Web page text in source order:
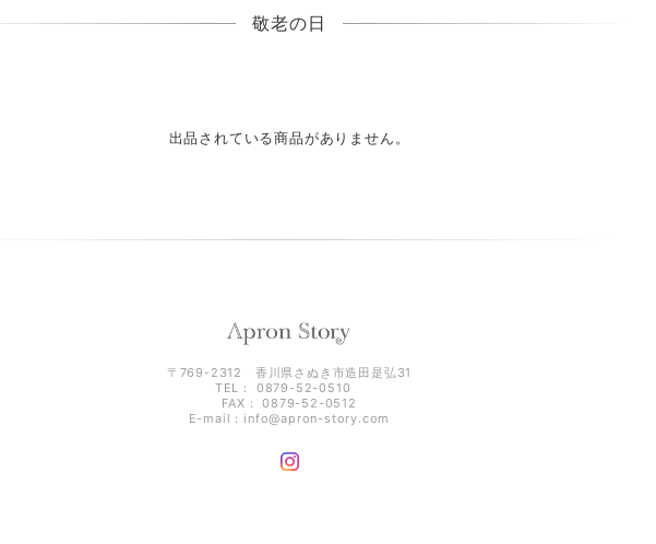
敬老の日
出品されている商品がありません。
〒769-2312 香川県さぬき市造田是弘31
TEL： 0879-52-0510
FAX： 0879-52-0512
E-mail： info@apron-story.com